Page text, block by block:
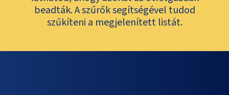
beadták. A szűrők segítségével tudod
szűkíteni a megjelenített listát.